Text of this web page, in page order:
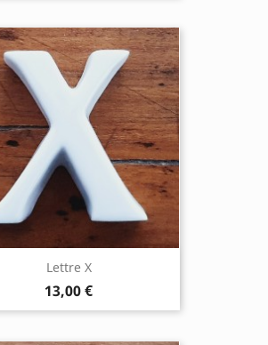
Lettre X
13,00 €